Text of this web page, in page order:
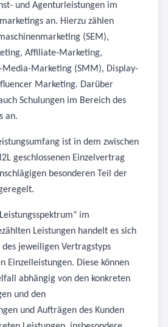
und Agenturleistungen im
an. Hierzu zählen
(SEM),
Affiliate-Marketing,
Media-Marketing (SMM), Display-
Marketing. Darüber
Schulungen im Bereich des
an.
ist in dem zwischen
geschlossenen Einzelvertrag
besonderen Teil der
im
Leistungen handelt es sich
jeweiligen Vertragstyps
Einzelleistungen. Diese können
abhängig von den konkreten
und den
und Aufträgen des Kunden